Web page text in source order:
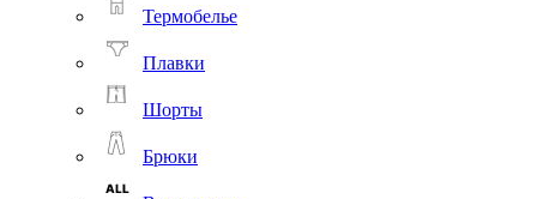
Термобелье
Плавки
Шорты
Брюки